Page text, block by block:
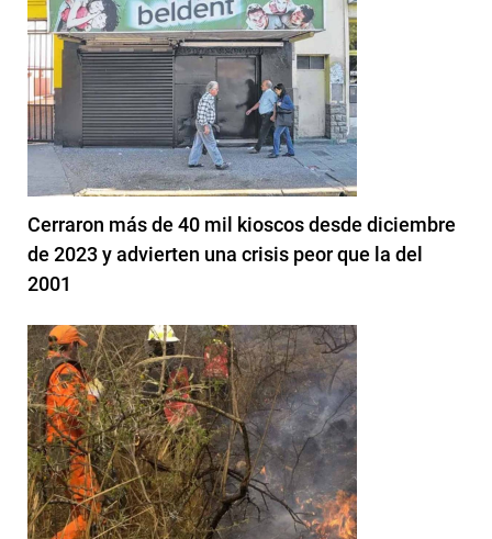
Cerraron más de 40 mil kioscos desde diciembre
de 2023 y advierten una crisis peor que la del
2001